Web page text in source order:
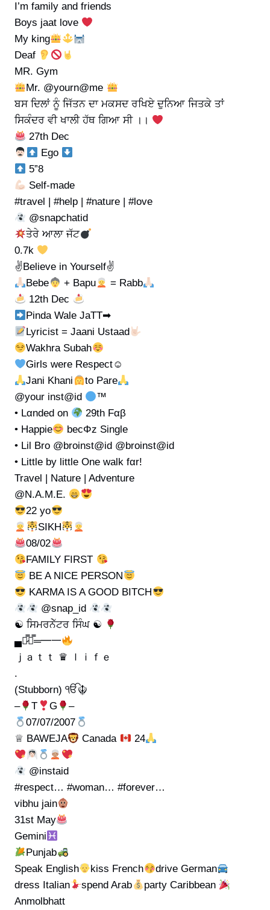
I’m family and friends
Boys jaat love
My king
Deaf
MR. Gym
Mr. @yourn@me
ਬਸ ਦਿਲਾਂ ਨੂੰ ਜਿੱਤਨ ਦਾ ਮਕਸਦ ਰਖਿਏ ਦੁਨਿਆ ਜਿਤਕੇ ਤਾਂ
ਸਿਕੰਦਰ ਵੀ ਖਾਲੀ ਹੱਥ ਗਿਆ ਸੀ ।।
27th Dec
Ego
5”8
Self-made
#travel | #help | #nature | #love
@snapchatid
ਤੇਰੇ ਆਲਾ ਜੱਟ
0.7k
✌️Believe in Yourself✌️
Bebe
+ Bapu
= Rabb
12th Dec
Pinda Wale JaTT➡
Lyricist = Jaani Ustaad
Wakhra Subah
Girls were Respect☺
Jani Khani
to Pare
@your inst@id
™
• Lαnded on
29th Fαβ
• Happie
becΦz Single
• Lil Bro @broinst@id @broinst@id
• Little by little One walk fαr!
Travel | Nature | Adventure
@N.A.M.E.
22 yo
SIKH
08/02
FAMILY FIRST
BE A NICE PERSON
KARMA IS A GOOD BITCH
@snap_id
☯ ਸਿਮਰਨੇੱਟਰ ਸਿੰਘ ☯
▄︻̷̿┻̿═━一
ｊａｔｔ ♛ ｌｉｆｅ
.
(Stubborn) ੴ☬
–
T G
–
07/07/2007
♕ BAWEJA
Canada 24
@instaid
#respect… #woman… #forever…
vibhu jain
31st May
Gemini
Punjab
Speak English
kiss French
drive German
dress Italian
spend Arab
party Caribbean
Anmolbhatt